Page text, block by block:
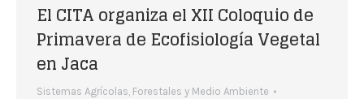
El CITA organiza el XII Coloquio de
Primavera de Ecofisiología Vegetal
en Jaca
Sistemas Agrícolas, Forestales y Medio Ambiente